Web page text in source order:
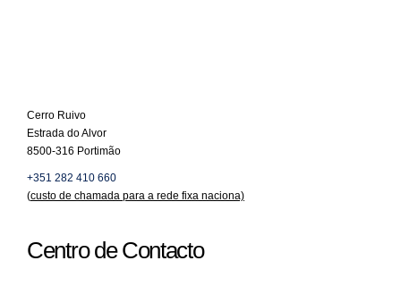
Cerro Ruivo
Estrada do Alvor
8500-316 Portimão
+351 282 410 660
(custo de chamada para a rede fixa naciona)
Centro de Contacto